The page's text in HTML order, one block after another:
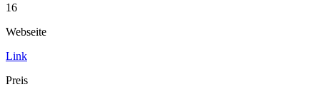
16
Webseite
Link
Preis